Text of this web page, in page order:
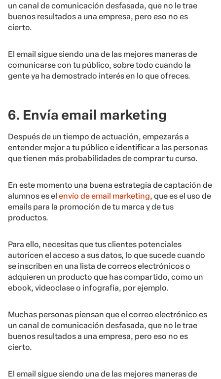
un canal de comunicación desfasada, que no le trae
buenos resultados a una empresa, pero eso no es
cierto.
El email sigue siendo una de las mejores maneras de
comunicarse con tu público, sobre todo cuando la
gente ya ha demostrado interés en lo que ofreces.
6. Envía email marketing
Después de un tiempo de actuación, empezarás a
entender mejor a tu público e identificar a las personas
que tienen más probabilidades de comprar tu curso.
En este momento una buena estrategia de captación de
alumnos es el envío de email marketing, que es el uso de
emails para la promoción de tu marca y de tus
productos.
Para ello, necesitas que tus clientes potenciales
autoricen el acceso a sus datos, lo que sucede cuando
se inscriben en una lista de correos electrónicos o
adquieren un producto que has compartido, como un
ebook, videoclase o infografía, por ejemplo.
Muchas personas piensan que el correo electrónico es
un canal de comunicación desfasada, que no le trae
buenos resultados a una empresa, pero eso no es
cierto.
El email sigue siendo una de las mejores maneras de